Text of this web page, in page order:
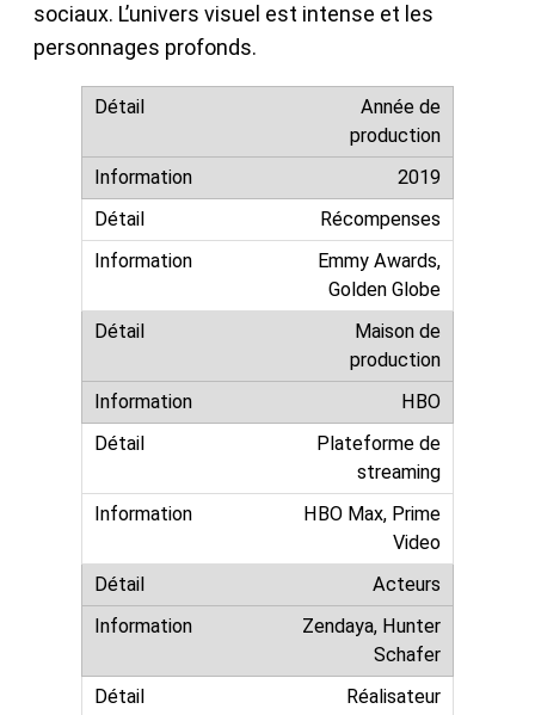
sociaux. L’univers visuel est intense et les
personnages profonds.
Année de
production
2019
Récompenses
Emmy Awards,
Golden Globe
Maison de
production
HBO
Plateforme de
streaming
HBO Max, Prime
Video
Acteurs
Zendaya, Hunter
Schafer
Réalisateur